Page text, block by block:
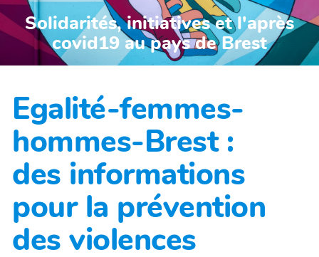
Solidarités, initiatives et l'après
covid19 au pays de Brest
Egalité-femmes-
hommes-Brest :
des informations
pour la prévention
des violences